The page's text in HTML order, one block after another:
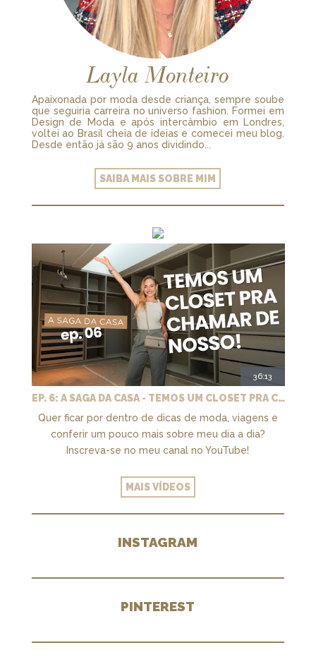
Layla Monteiro
Apaixonada por moda desde criança, sempre soube
que seguiria carreira no universo fashion. Formei em
Design de Moda e após intercâmbio em Londres,
voltei ao Brasil cheia de ideias e comecei meu blog.
Desde então já são 9 anos dividindo...
SAIBA MAIS SOBRE MIM
36:13
EP. 6: A SAGA DA CASA - TEMOS UM CLOSET PRA CHAMAR DE NOSSO + MARCENARIA E PAISAGISMO
Quer ficar por dentro de dicas de moda, viagens e
conferir um pouco mais sobre meu dia a dia?
Inscreva-se no meu canal no YouTube!
MAIS VÍDEOS
INSTAGRAM
PINTEREST